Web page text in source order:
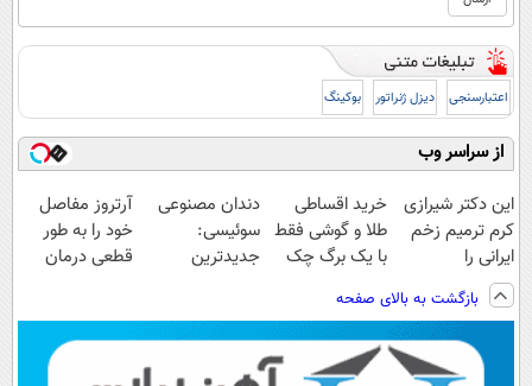
اعتبارسنجی دیزل ژنراتور بوکینگ
از سراسر وب
این دکتر شیرازی
کرم ترمیم زخم
ایرانی را
ساخت!!!
خرید اقساطی
طلا و گوشی فقط
با یک برگ چک
دندان مصنوعی
سوئیسی:
جدیدترین
پرداخت قسطی
آرتروز مفاصل
خود را به طور
قطعی درمان
بازگشت به بالای صفحه